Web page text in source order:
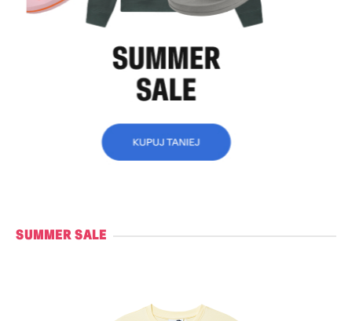
SUMMER SALE